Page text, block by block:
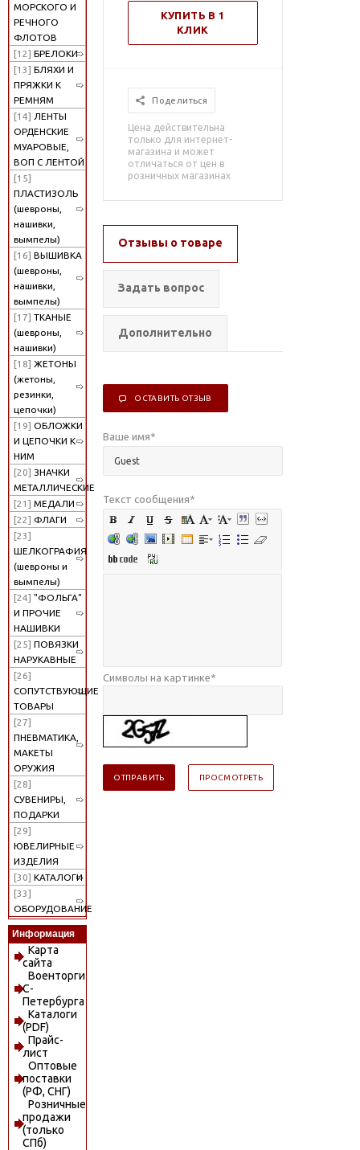
МОРСКОГО И
РЕЧНОГО
ФЛОТОВ
[12] БРЕЛОКИ
[13] БЛЯХИ И
ПРЯЖКИ К
РЕМНЯМ
[14] ЛЕНТЫ
ОРДЕНСКИЕ
МУАРОВЫЕ,
ВОП С ЛЕНТОЙ
[15]
ПЛАСТИЗОЛЬ
(шевроны,
нашивки,
вымпелы)
[16] ВЫШИВКА
(шевроны,
нашивки,
вымпелы)
[17] ТКАНЫЕ
(шевроны,
нашивки)
[18] ЖЕТОНЫ
(жетоны,
резинки,
цепочки)
[19] ОБЛОЖКИ
И ЦЕПОЧКИ К
НИМ
[20] ЗНАЧКИ
МЕТАЛЛИЧЕСКИЕ
[21] МЕДАЛИ
[22] ФЛАГИ
[23]
ШЕЛКОГРАФИЯ
(шевроны и
вымпелы)
[24] "ФОЛЬГА"
И ПРОЧИЕ
НАШИВКИ
[25] ПОВЯЗКИ
НАРУКАВНЫЕ
[26]
СОПУТСТВУЮЩИЕ
ТОВАРЫ
[27]
ПНЕВМАТИКА,
МАКЕТЫ
ОРУЖИЯ
[28]
СУВЕНИРЫ,
ПОДАРКИ
[29]
ЮВЕЛИРНЫЕ
ИЗДЕЛИЯ
[30] КАТАЛОГИ
[33]
ОБОРУДОВАНИЕ
Информация
Карта
сайта
Военторги
С-
Петербурга
Каталоги
(PDF)
Прайс-
лист
Оптовые
поставки
(РФ, СНГ)
Розничные
продажи
(только
СПб)
КУПИТЬ В 1
КЛИК
Поделиться
Цена действительна
только для интернет-
магазина и может
отличаться от цен в
розничных магазинах
Отзывы о товаре
Задать вопрос
Дополнительно
ОСТАВИТЬ ОТЗЫВ
Ваше имя*
Текст сообщения*
Символы на картинке*